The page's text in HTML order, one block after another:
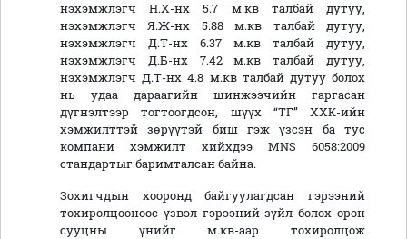
нэхэмжлэгч Н.Х-нх 5.7 м.кв талбай дутуу,
нэхэмжлэгч Я.Ж-нх 5.88 м.кв талбай дутуу,
нэхэмжлэгч Д.Т-нх 6.37 м.кв талбай дутуу,
нэхэмжлэгч Д.Б-нх 7.42 м.кв талбай дутуу,
нэхэмжлэгч Д.Т-нх 4.8 м.кв талбай дутуу болох
нь удаа дараагийн шинжээчийн гаргасан
дүгнэлтээр тогтоогдсон, шүүх “ТГ” ХХК-ийн
хэмжилттэй зөрүүтэй биш гэж үзсэн ба тус
компани хэмжилт хийхдээ MNS 6058:2009
стандартыг баримталсан байна.
Зохигчдын хооронд байгуулагдсан гэрээний
тохиролцооноос үзвэл гэрээний зүйл болох орон
сууцны үнийг м.кв-аар тохиролцож